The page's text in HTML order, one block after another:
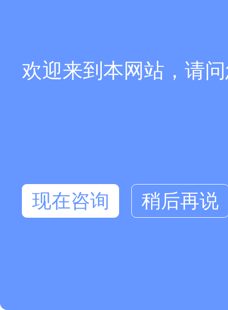
欢迎来到本网站，请
现在咨询 稍后再说